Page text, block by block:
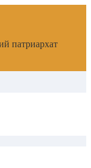
патриархат